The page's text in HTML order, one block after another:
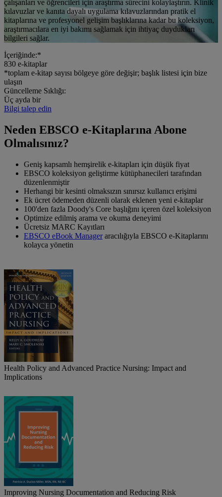
çalışanları ve öğrencileri için araştırma sürecini kolaylaştırın. Klinik
kılavuzlar ve kanıta dayalı uygulama kılavuzlarından pratik el
kitaplarına ve profesyonel gelişim başlıklarına kadar bu koleksiyon,
araştırmacılara en iyi bakımı sağlamak için ihtiyaç duydukları
bilgileri sağlar.
İçeriğinde:*
830 e-kitaplar
*toplam e-kitap sayısı bölgeye göre değişir; başlık listesi için bize
ulaşın
Güncelleme Sıklığı:
Üç ayda bir
Bilgi talep edin
Neden EBSCO e-Kitaplarına Abone
Olmalısınız?
Geniş kapsamlı hemşirelik e-kitapları için düşük fiyat
EBSCO koleksiyon geliştirme kütüphanecileri tarafından
düzenlenmiştir
Herhangi bir kesinti olmaksızın sınırsız kullanıcı erişimi
Ek ücret ödemeden düzenli olarak eklenen yeni e-kitaplar
100'den fazla Doody's Core başlığını içeren özel koleksiyon
Optimize edilmiş arama ve okuma deneyimi
Ücretsiz MARC Kayıtları
EBSCO eBook Manageraracılığıyla EBSCO e-Kitaplarını
kolayca yönetin
Health Policy and Advanced Practice Nursing: Impact and
Implications
Improving Nursing Documentation and Reducing Risk